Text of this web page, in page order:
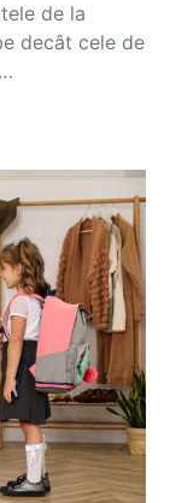
de la
decât cele de